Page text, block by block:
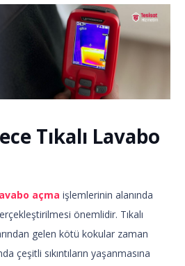
Tıkalı Lavabo
açma işlemlerinin alanında
önemlidir. Tıkalı
gelen kötü kokular zaman
çeşitli sıkıntıların yaşanmasına